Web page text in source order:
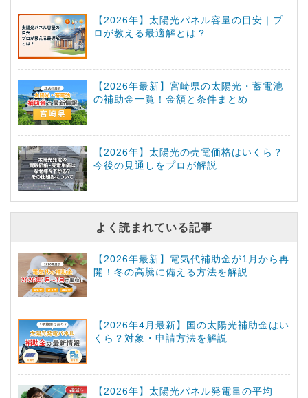
【2026年】太陽光パネル容量の目安｜プ
ロが教える最適解とは？
【2026年最新】宮崎県の太陽光・蓄電池
の補助金一覧！金額と条件まとめ
【2026年】太陽光の売電価格はいくら？
今後の見通しをプロが解説
よく読まれている記事
【2026年最新】電気代補助金が1月から再
開！冬の高騰に備える方法を解説
【2026年4月最新】国の太陽光補助金はい
くら？対象・申請方法を解説
【2026年】太陽光パネル発電量の平均